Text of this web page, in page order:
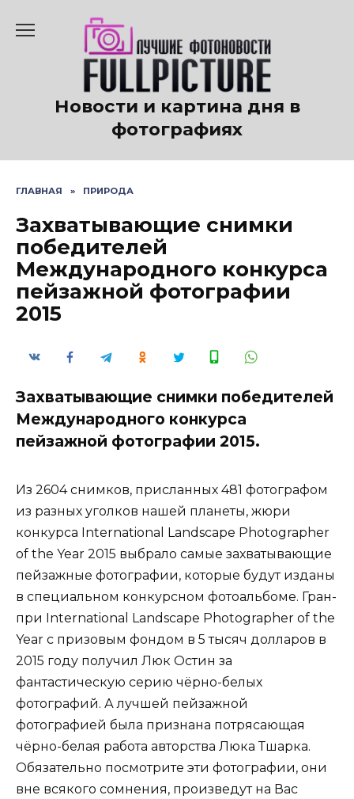
содержанию
Новости и картина дня в
фотографиях
ГЛАВНАЯ » ПРИРОДА
Захватывающие снимки
победителей
Международного конкурса
пейзажной фотографии
2015
Захватывающие снимки победителей
Международного конкурса
пейзажной фотографии 2015.
Из 2604 снимков, присланных 481 фотографом
из разных уголков нашей планеты, жюри
конкурса International Landscape Photographer
of the Year 2015 выбрало самые захватывающие
пейзажные фотографии, которые будут изданы
в специальном конкурсном фотоальбоме. Гран-
при International Landscape Photographer of the
Year с призовым фондом в 5 тысяч долларов в
2015 году получил Люк Остин за
фантастическую серию чёрно-белых
фотографий. А лучшей пейзажной
фотографией была признана потрясающая
чёрно-белая работа авторства Люка Тшарка.
Обязательно посмотрите эти фотографии, они
вне всякого сомнения, произведут на Вас